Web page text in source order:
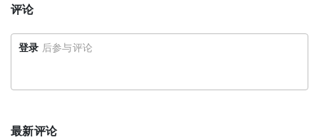
评论
登录 后参与评论
最新评论